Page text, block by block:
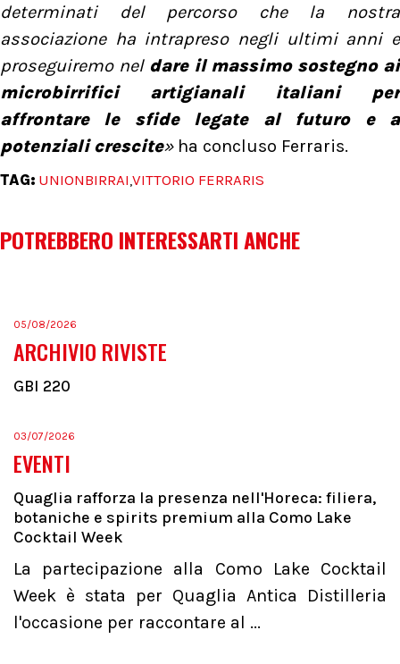
determinati del percorso che la nostra
associazione ha intrapreso negli ultimi anni e
proseguiremo nel dare il massimo sostegno ai
microbirrifici artigianali italiani per
affrontare le sfide legate al futuro e a
potenziali crescite»ha concluso Ferraris.
TAG: UNIONBIRRAI,VITTORIO FERRARIS
POTREBBERO INTERESSARTI ANCHE
05/08/2026
ARCHIVIO RIVISTE
GBI 220
03/07/2026
EVENTI
Quaglia rafforza la presenza nell'Horeca: filiera,
botaniche e spirits premium alla Como Lake
Cocktail Week
La partecipazione alla Como Lake Cocktail
Week è stata per Quaglia Antica Distilleria
l'occasione per raccontare al ...